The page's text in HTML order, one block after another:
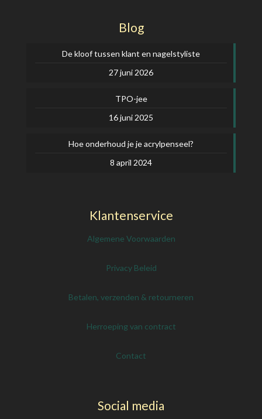
Blog
De kloof tussen klant en nagelstyliste
27 juni 2026
TPO-jee
16 juni 2025
Hoe onderhoud je je acrylpenseel?
8 april 2024
Klantenservice
Algemene Voorwaarden
Privacy Beleid
Betalen, verzenden & retourneren
Herroeping van contract
Contact
Social media